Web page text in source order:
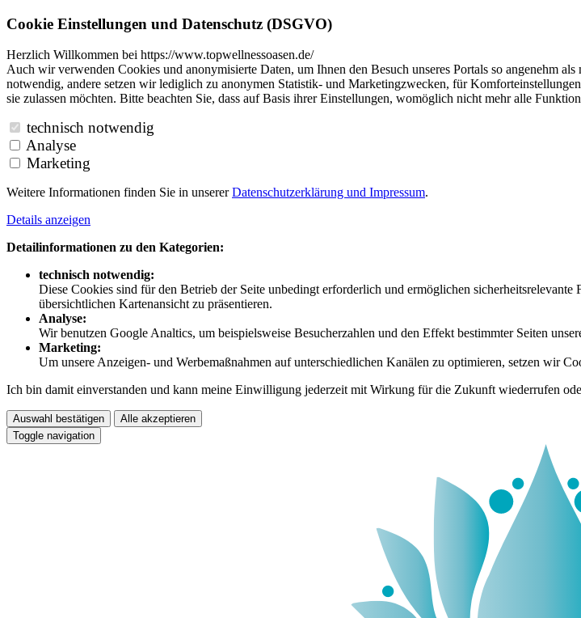
Cookie Einstellungen und Datenschutz (DSGVO)
Herzlich Willkommen bei https://www.topwellnessoasen.de/
Auch wir verwenden Cookies und anonymisierte Daten, um Ihnen den Besuch unseres Portals so angenehm
notwendig, andere setzen wir lediglich zu anonymen Statistik- und Marketingzwecken, für
sie zulassen möchten. Bitte beachten Sie, dass auf Basis ihrer Einstellungen, womöglich nicht mehr alle
technisch notwendig
Analyse
Marketing
Weitere Informationen finden Sie in unsererDatenschutzerklärung und Impressum.
Details anzeigen
Detailinformationen zu den Kategorien:
technisch notwendig:
Diese Cookies sind für den Betrieb der Seite unbedingt erforderlich und ermöglichen
übersichtlichen Kartenansicht zu präsentieren.
Analyse:
Wir benutzen Google Analtics, um beispielsweise Besucherzahlen und den Effekt bestimmter Seiten
Marketing:
Um unsere Anzeigen- und Werbemaßnahmen auf unterschiedlichen Kanälen zu optimieren, setzen wir
Ich bin damit einverstanden und kann meine Einwilligung jederzeit mit Wirkung für die Zukunft wiederrufen
Auswahl bestätigen
Alle akzeptieren
Toggle navigation